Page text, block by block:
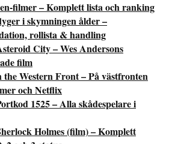
filmer – Komplett lista och ranking
i skymningen ålder –
rollista & handling
City – Wes Andersons
film
Western Front – På västfronten
och Netflix
1525 – Alla skådespelare i
Holmes (film) – Komplett